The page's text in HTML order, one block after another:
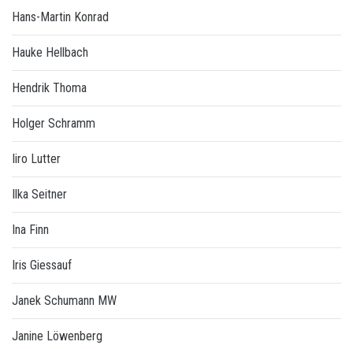
Hans-Martin Konrad
Hauke Hellbach
Hendrik Thoma
Holger Schramm
Iiro Lutter
Ilka Seitner
Ina Finn
Iris Giessauf
Janek Schumann MW
Janine Löwenberg